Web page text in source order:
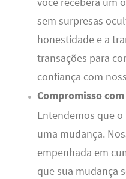
sem surpresas
honestidade e a
transações para
confiança com
Compromisso
Entendemos que
uma mudança.
empenhada em
que sua mudança